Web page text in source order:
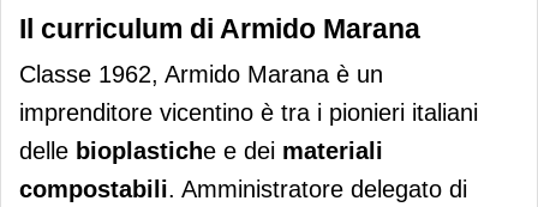
Il curriculum di Armido Marana
Classe 1962, Armido Marana è un
imprenditore vicentino è tra i pionieri italiani
delle bioplastiche e dei materiali
compostabili. Amministratore delegato di